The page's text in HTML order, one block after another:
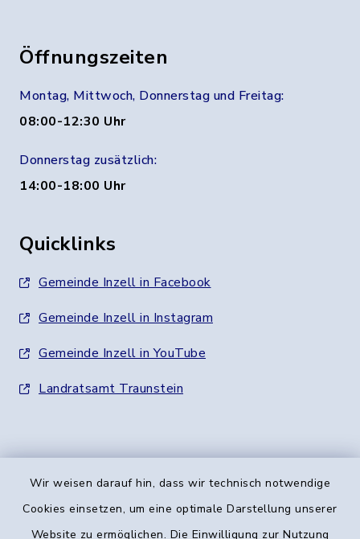
Wir weisen darauf hin, dass wir technisch notwendige
Cookies einsetzen, um eine optimale Darstellung unserer
Website zu ermöglichen. Die Einwilligung zur Nutzung
Öffnungszeiten
Montag, Mittwoch, Donnerstag und Freitag:
08:00-12:30 Uhr
Donnerstag zusätzlich:
14:00-18:00 Uhr
Quicklinks
Gemeinde Inzell in Facebook
Gemeinde Inzell in Instagram
Gemeinde Inzell in YouTube
Landratsamt Traunstein
Kontakt